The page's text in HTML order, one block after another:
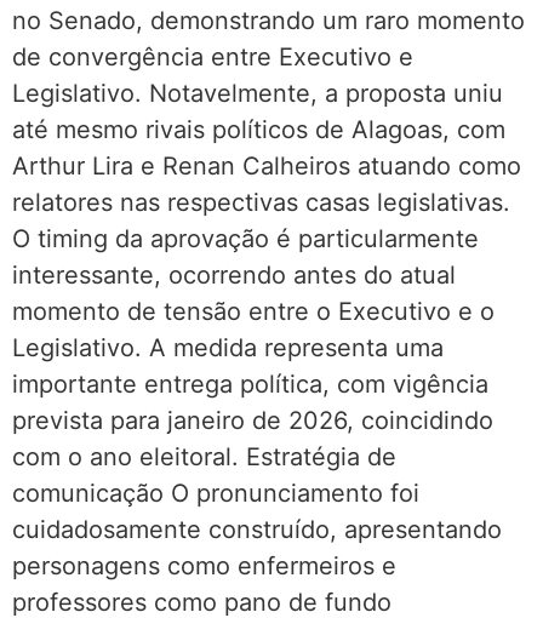
no Senado, demonstrando um raro momento
de convergência entre Executivo e
Legislativo. Notavelmente, a proposta uniu
até mesmo rivais políticos de Alagoas, com
Arthur Lira e Renan Calheiros atuando como
relatores nas respectivas casas legislativas.
O timing da aprovação é particularmente
interessante, ocorrendo antes do atual
momento de tensão entre o Executivo e o
Legislativo. A medida representa uma
importante entrega política, com vigência
prevista para janeiro de 2026, coincidindo
com o ano eleitoral. Estratégia de
comunicação O pronunciamento foi
cuidadosamente construído, apresentando
personagens como enfermeiros e
professores como pano de fundo